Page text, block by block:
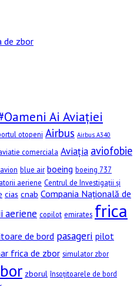
de zbor
Ai Aviației
otopeni Airbus Airbus A340
comerciala Aviația aviofobie
blue air boeing boeing 737
aeriene Centrul de Investigații și
cias cnab Compania Națională de
aeriene copilot emirates frica
de bord pasageri pilot
frica de zbor simulator zbor
zborul însoțitoarele de bord